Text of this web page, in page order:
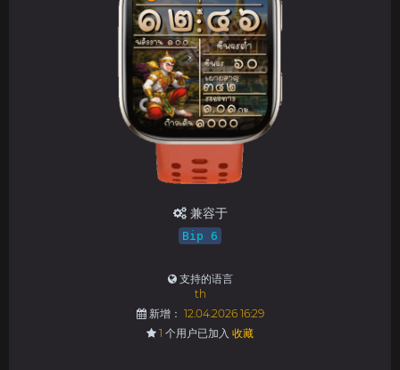
兼容于
Bip 6
支持的语言
th
新增： 12.04.2026 16:29
1 个用户已加入 收藏